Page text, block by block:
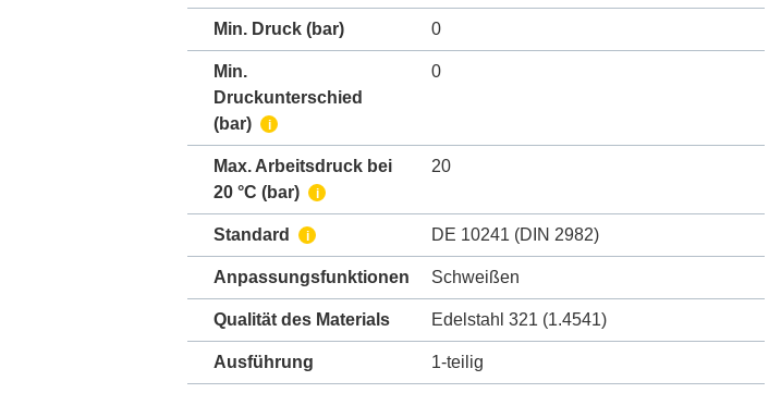
Min. Druck (bar) 0
Min.
Druckunterschied
(bar)
i
0
Max. Arbeitsdruck bei
20 °C (bar)
i
20
Standard i DE 10241 (DIN 2982)
Anpassungsfunktionen Schweißen
Qualität des Materials Edelstahl 321 (1.4541)
Ausführung 1-teilig